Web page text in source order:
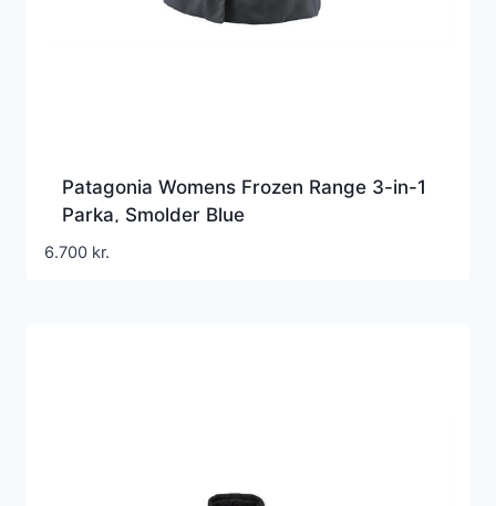
Patagonia Womens Frozen Range 3-in-1
Parka, Smolder Blue
6.700 kr.